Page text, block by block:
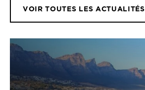
VOIR TOUTES LES ACTUALITÉS